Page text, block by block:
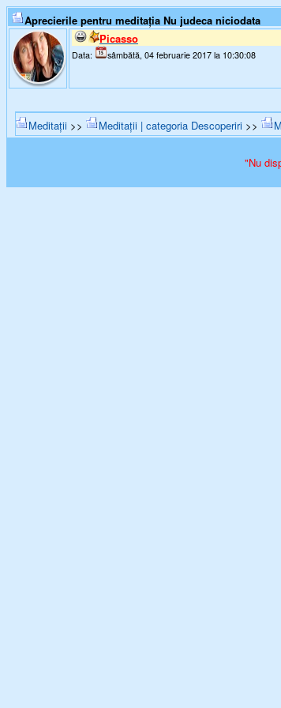
Aprecierile pentru meditația Nu judeca niciodata
Picasso
Data: sâmbătă, 04 februarie 2017 la 10:30:08
Meditații >> Meditații | categoria Descoperiri >>
"Nu